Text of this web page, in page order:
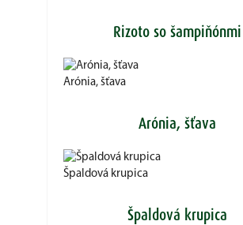
Rizoto so šampiňónmi
Arónia, šťava
Arónia, šťava
Špaldová krupica
Špaldová krupica